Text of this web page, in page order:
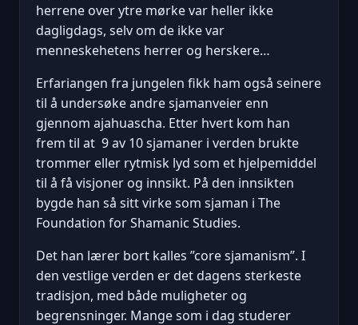
herrene over ytre mørke var heller ikke
dagligdags, selv om de ikke var
menneskehetens herrer og herskere…
Erfariangen fra jungelen fikk ham også seinere
til å undersøke andre sjamanveier enn
gjennom ajahuascha. Etter hvert kom han
frem til at 9 av 10 sjamaner i verden brukte
trommer eller rytmisk lyd som et hjelpemiddel
til å få visjoner og innsikt. På den innsikten
bygde han så sitt virke som sjaman i The
Foundation for Shamanic Studies.
Det han lærer bort kalles ”core sjamanism”. I
den vestlige verden er det dagens sterkeste
tradisjon, med både muligheter og
begrensninger. Mange som i dag studerer